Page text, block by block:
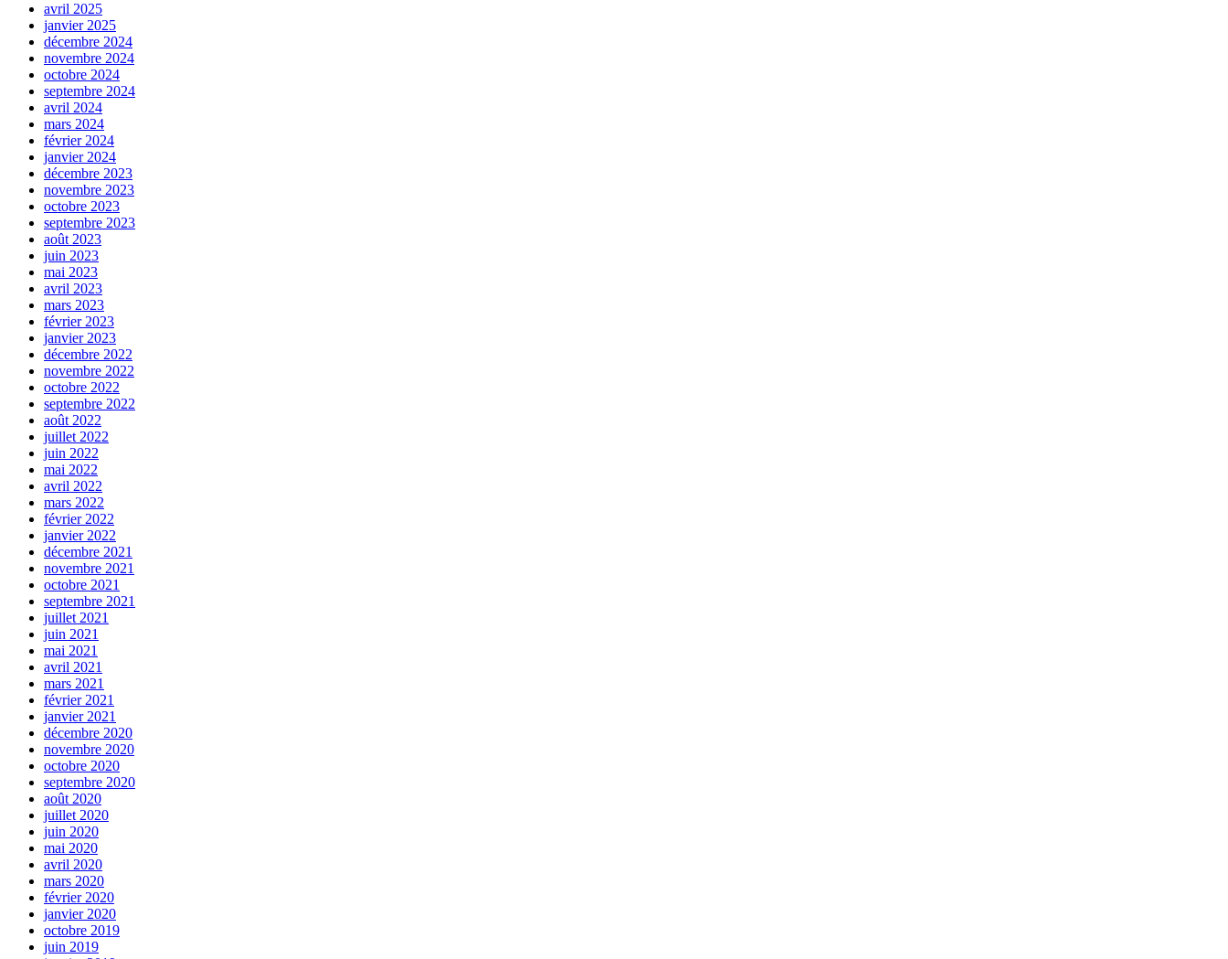
avril 2025
janvier 2025
décembre 2024
novembre 2024
octobre 2024
septembre 2024
avril 2024
mars 2024
février 2024
janvier 2024
décembre 2023
novembre 2023
octobre 2023
septembre 2023
août 2023
juin 2023
mai 2023
avril 2023
mars 2023
février 2023
janvier 2023
décembre 2022
novembre 2022
octobre 2022
septembre 2022
août 2022
juillet 2022
juin 2022
mai 2022
avril 2022
mars 2022
février 2022
janvier 2022
décembre 2021
novembre 2021
octobre 2021
septembre 2021
juillet 2021
juin 2021
mai 2021
avril 2021
mars 2021
février 2021
janvier 2021
décembre 2020
novembre 2020
octobre 2020
septembre 2020
août 2020
juillet 2020
juin 2020
mai 2020
avril 2020
mars 2020
février 2020
janvier 2020
octobre 2019
juin 2019